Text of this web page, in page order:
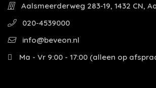
Aalsmeerderweg 283-19, 1432 CN,
020-4539000
info@beveon.nl
Ma - Vr 9:00 - 17:00 (alleen op